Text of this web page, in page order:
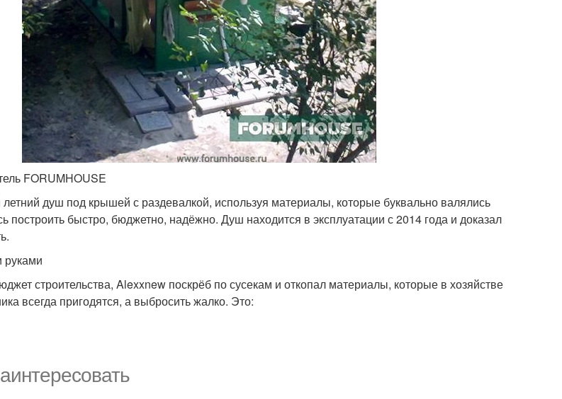
FORUMHOUSE
душ под крышей с раздевалкой, используя материалы, которые буквально валялись
построить быстро, бюджетно, надёжно. Душ находится в эксплуатации с 2014 года и доказал
строительства, Alexxnew поскрёб по сусекам и откопал материалы, которые в хозяйстве
всегда пригодятся, а выбросить жалко. Это: